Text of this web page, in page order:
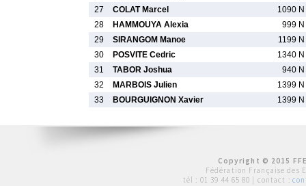
27
COLAT Marcel
1090 N
28
HAMMOUYA Alexia
999 N
29
SIRANGOM Manoe
1199 N
30
POSVITE Cedric
1340 N
31
TABOR Joshua
940 N
32
MARBOIS Julien
1399 N
33
BOURGUIGNON Xavier 1399 N
Copyright © 2015
Fédération Française des
tél : 01 39 44 65 80 | contact :